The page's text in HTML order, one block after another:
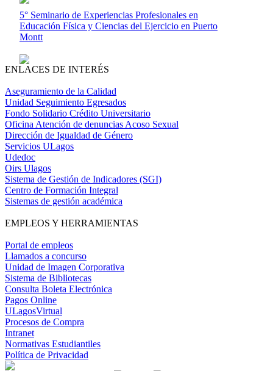
5° Seminario de Experiencias Profesionales en
Educación Física y Ciencias del Ejercicio en Puerto
Montt
ENLACES DE INTERÉS
Aseguramiento de la Calidad
Unidad Seguimiento Egresados
Fondo Solidario Crédito Universitario
Oficina Atención de denuncias Acoso Sexual
Dirección de Igualdad de Género
Servicios ULagos
Udedoc
Oirs Ulagos
Sistema de Gestión de Indicadores (SGI)
Centro de Formación Integral
Sistemas de gestión académica
EMPLEOS Y HERRAMIENTAS
Portal de empleos
Llamados a concurso
Unidad de Imagen Corporativa
Sistema de Bibliotecas
Consulta Boleta Electrónica
Pagos Online
ULagosVirtual
Procesos de Compra
Intranet
Normativas Estudiantiles
Política de Privacidad